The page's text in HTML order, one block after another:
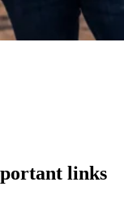
links